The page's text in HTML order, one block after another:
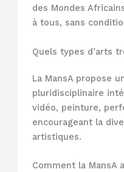
des Mondes
à tous, sans
Quels types d’arts
La MansA propose
pluridisciplinaire
vidéo, peinture,
encourageant la
artistiques.
Comment la